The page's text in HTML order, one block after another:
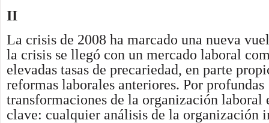
II
La crisis de 2008 ha marcado una nueva
la crisis se llegó con un mercado laboral
elevadas tasas de precariedad, en parte
reformas laborales anteriores. Por profundas
transformaciones de la organización laboral
clave: cualquier análisis de la organización